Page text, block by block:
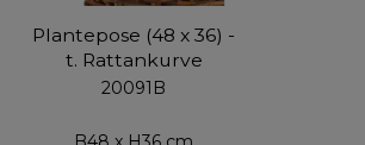
Plantepose (48 x 36) -
t. Rattankurve
20091B